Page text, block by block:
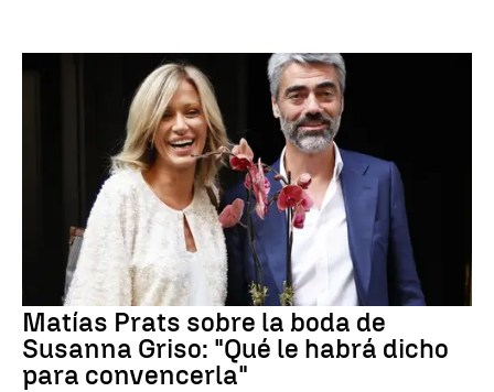
Matías Prats sobre la boda de
Susanna Griso: "Qué le habrá dicho
para convencerla"